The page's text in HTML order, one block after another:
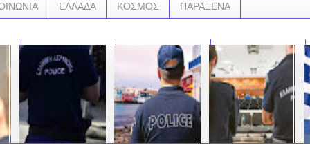
ΕΛΛΑΔΑ ΚΟΣΜΟΣ ΠΑΡΑΞΕΝΑ